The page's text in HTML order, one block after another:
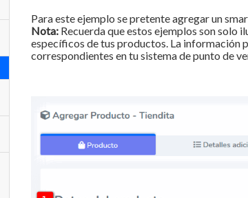
Para este ejemplo se pretente agregar un
Nota: Recuerda que estos ejemplos son solo
específicos de tus productos. La información
correspondientes en tu sistema de punto de